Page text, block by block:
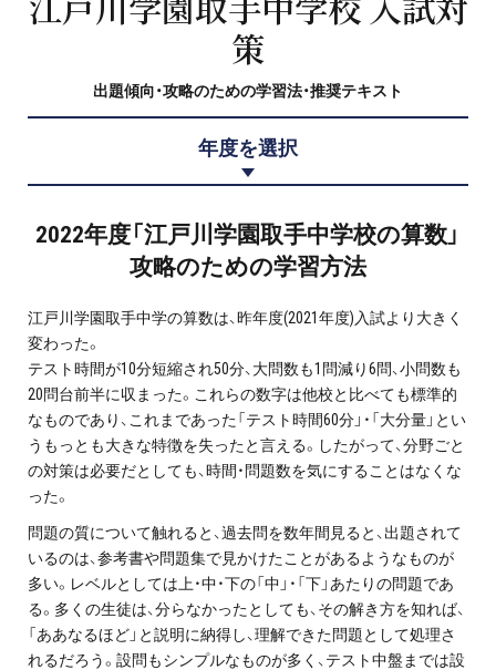
プロ家庭教師の英検®対策
費用について
お申込みの流れ
採用情報
インフォメーション
会社概要
採用情報
プライバシーポリシー
江戸川学園取手中学校 入試対
策
出題傾向・攻略のための学習法・推奨テキスト
年度を選択
2022年度「江戸川学園取手中学校の算数」
攻略のための学習方法
江戸川学園取手中学の算数は、昨年度(2021年度)入試より大きく
変わった。
テスト時間が10分短縮され50分、大問数も1問減り6問、小問数も
20問台前半に収まった。これらの数字は他校と比べても標準的
なものであり、これまであった「テスト時間60分」・「大分量」とい
うもっとも大きな特徴を失ったと言える。したがって、分野ごと
の対策は必要だとしても、時間・問題数を気にすることはなくな
った。
問題の質について触れると、過去問を数年間見ると、出題されて
いるのは、参考書や問題集で見かけたことがあるようなものが
多い。レベルとしては上・中・下の「中」・「下」あたりの問題であ
る。多くの生徒は、分らなかったとしても、その解き方を知れば、
「ああなるほど」と説明に納得し、理解できた問題として処理さ
れるだろう。設問もシンプルなものが多く、テスト中盤までは設